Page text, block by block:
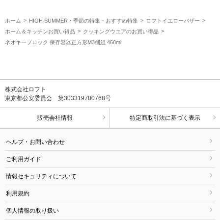
ホーム HIGH SUMMER・季節の特集・おすすめ特集
ロフトイエローバザー
ホーム＆キッチンお買い得品
クッキングウエアのお買い得品
ネオキープロック 保存容器正方形M3個組 460ml
株式会社ロフト
東京都公安委員会 第303319700768号
販売会社情報 特定商取引法に基づく表示
ヘルプ・お問い合わせ
ご利用ガイド
情報セキュリティについて
利用規約
個人情報の取り扱い